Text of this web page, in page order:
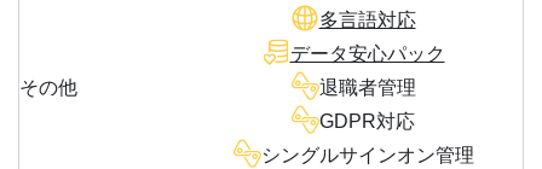
その他
多言語対応
データ安心パック
退職者管理
GDPR対応
シングルサインオン管理